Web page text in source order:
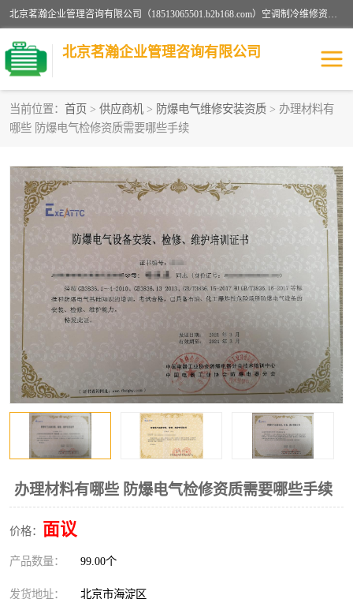
北京茗瀚企业管理咨询有限公司（18513065501.b2b168.com）空调制冷维修资质,油烟管道清洗资质,清洗行业资质公司秉承“顾客至上，锐意进缺的经营理念，我们提供高质量的产品，坚持“客户”的原则为广大客户提供贴心服务。如果你对公司的产品感兴趣，可以联系高经理，我们会用好的产品和服务让您满意。
北京茗瀚企业管理咨询有限公司
当前位置： 首页 > 供应商机 > 防爆电气维修安装资质 > 办理材料有
哪些 防爆电气检修资质需要哪些手续
办理材料有哪些 防爆电气检修资质需要哪些手续
价格： 面议
产品数量： 99.00个
发货地址： 北京市海淀区
烟道清洗资质
清洗资质 认证服务
防爆电气维修安装资质 空调制冷维修安装资质